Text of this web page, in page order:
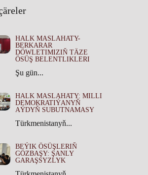
HALK MASLAHATY-
BERKARAR
DÖWLETIMIZIŇ TÄZE
ÖSÜŞ BELENTLIKLERI
Şu gün...
HALK MASLAHATY: MILLI
DEMOKRATIÝANYŇ
AÝDYŇ SUBUTNAMASY
Türkmenistanyň...
BEÝIK ÖSÜŞLERIŇ
GÖZBAŞY: ŞANLY
GARAŞSYZLYK